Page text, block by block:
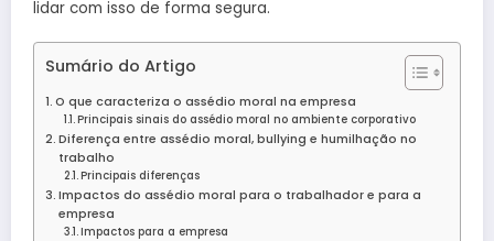
lidar com isso de forma segura.
Sumário do Artigo
O que caracteriza o assédio moral na empresa
Principais sinais do assédio moral no ambiente corporativo
Diferença entre assédio moral, bullying e humilhação no
trabalho
Principais diferenças
Impactos do assédio moral para o trabalhador e para a
empresa
Impactos para a empresa